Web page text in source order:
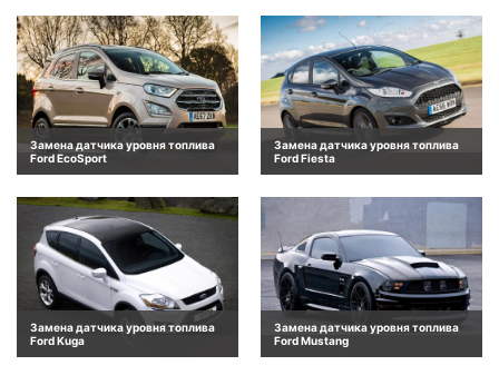
Замена датчика уровня топлива
Ford EcoSport
Замена датчика уровня топлива
Ford Fiesta
Замена датчика уровня топлива
Ford Kuga
Замена датчика уровня топлива
Ford Mustang